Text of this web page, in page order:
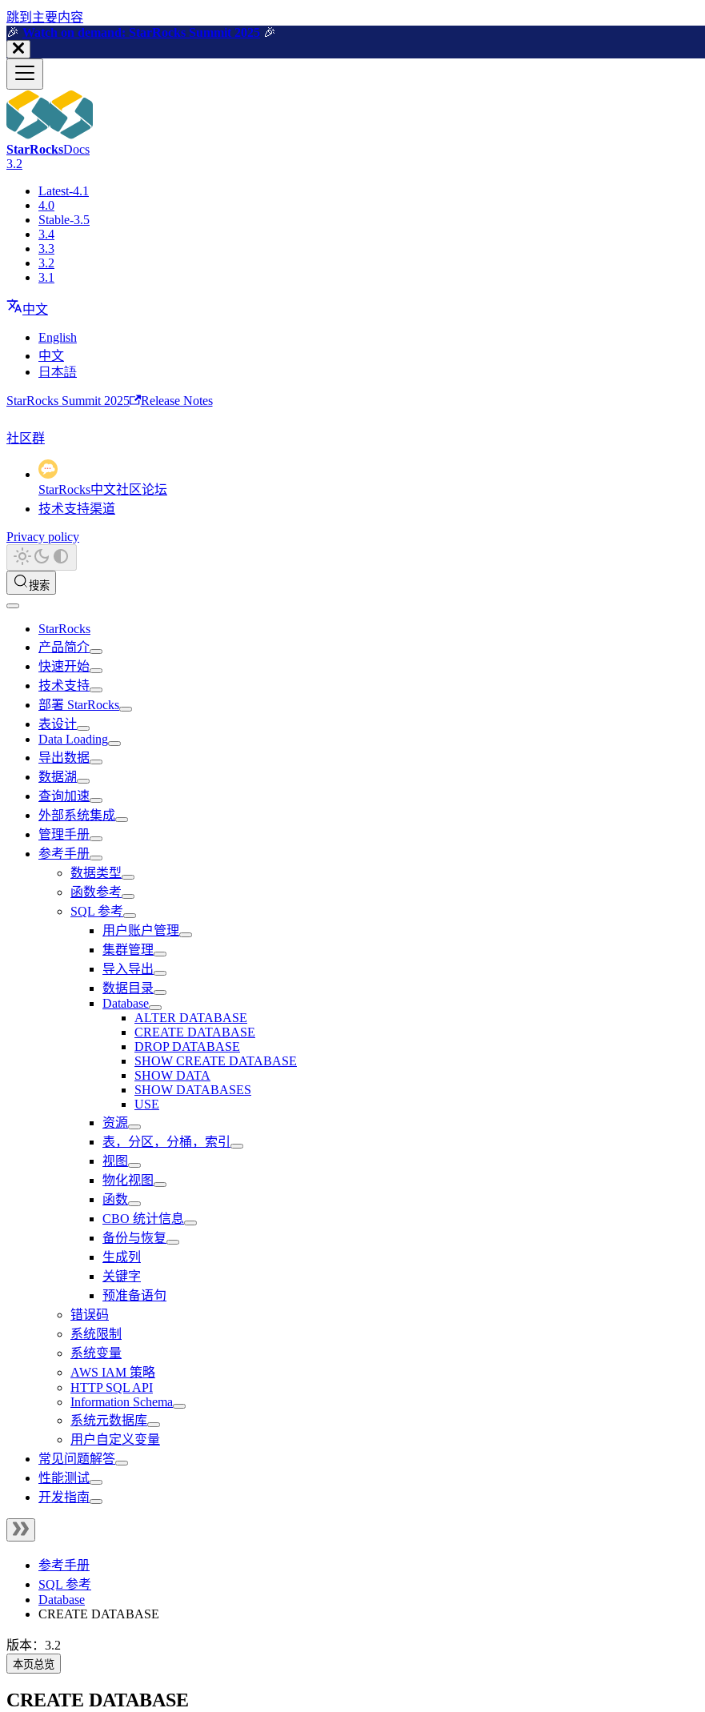
跳到主要内容
🎉️ Watch on demand: StarRocks Summit 2025 🎉️
StarRocksDocs
3.2
Latest-4.1
4.0
Stable-3.5
3.4
3.3
3.2
3.1
中文
English
中文
日本語
StarRocks Summit 2025 Release Notes
社区群
StarRocks中文社区论坛
技术支持渠道
Privacy policy
搜索
StarRocks
产品简介
快速开始
技术支持
部署 StarRocks
表设计
Data Loading
导出数据
数据湖
查询加速
外部系统集成
管理手册
参考手册
数据类型
函数参考
SQL 参考
用户账户管理
集群管理
导入导出
数据目录
Database
ALTER DATABASE
CREATE DATABASE
DROP DATABASE
SHOW CREATE DATABASE
SHOW DATA
SHOW DATABASES
USE
资源
表，分区，分桶，索引
视图
物化视图
函数
CBO 统计信息
备份与恢复
生成列
关键字
预准备语句
错误码
系统限制
系统变量
AWS IAM 策略
HTTP SQL API
Information Schema
系统元数据库
用户自定义变量
常见问题解答
性能测试
开发指南
参考手册
SQL 参考
Database
CREATE DATABASE
版本：3.2
本页总览
CREATE DATABASE